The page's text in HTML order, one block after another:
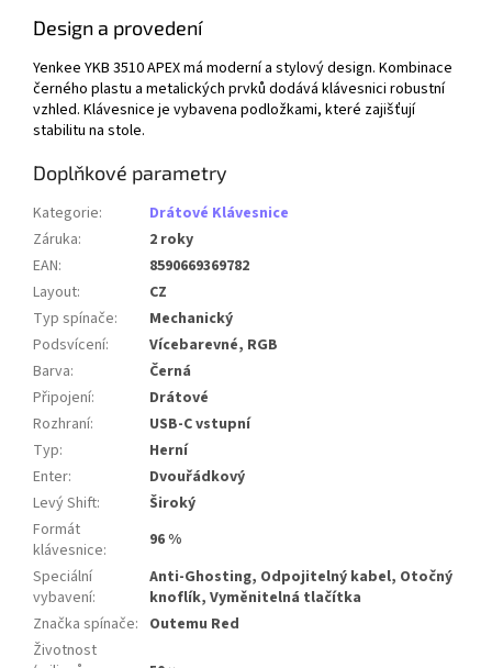
Design a provedení
Yenkee YKB 3510 APEX má moderní a stylový design. Kombinace
černého plastu a metalických prvků dodává klávesnici robustní
vzhled. Klávesnice je vybavena podložkami, které zajišťují
stabilitu na stole.
Doplňkové parametry
Kategorie:
Drátové Klávesnice
Záruka:
2 roky
EAN:
8590669369782
Layout:
CZ
Typ spínače:
Mechanický
Podsvícení:
Vícebarevné, RGB
Barva:
Černá
Připojení:
Drátové
Rozhraní:
USB-C vstupní
Typ:
Herní
Enter:
Dvouřádkový
Levý Shift:
Široký
Formát
klávesnice:
96 %
Speciální
vybavení:
Anti-Ghosting, Odpojitelný kabel, Otočný
knoflík, Vyměnitelná tlačítka
Značka spínače: Outemu Red
Životnost